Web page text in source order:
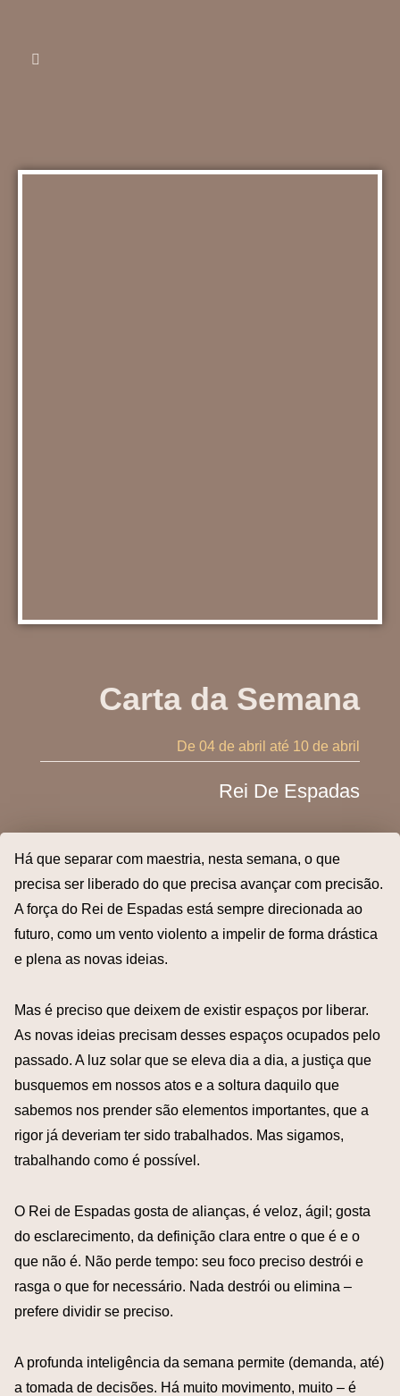
Carta da Semana
De 04 de abril até 10 de abril
Rei De Espadas
Há que separar com maestria, nesta semana, o que
precisa ser liberado do que precisa avançar com precisão.
A força do Rei de Espadas está sempre direcionada ao
futuro, como um vento violento a impelir de forma drástica
e plena as novas ideias.
Mas é preciso que deixem de existir espaços por liberar.
As novas ideias precisam desses espaços ocupados pelo
passado. A luz solar que se eleva dia a dia, a justiça que
busquemos em nossos atos e a soltura daquilo que
sabemos nos prender são elementos importantes, que a
rigor já deveriam ter sido trabalhados. Mas sigamos,
trabalhando como é possível.
O Rei de Espadas gosta de alianças, é veloz, ágil; gosta
do esclarecimento, da definição clara entre o que é e o
que não é. Não perde tempo: seu foco preciso destrói e
rasga o que for necessário. Nada destrói ou elimina –
prefere dividir se preciso.
A profunda inteligência da semana permite (demanda, até)
a tomada de decisões. Há muito movimento, muito – é